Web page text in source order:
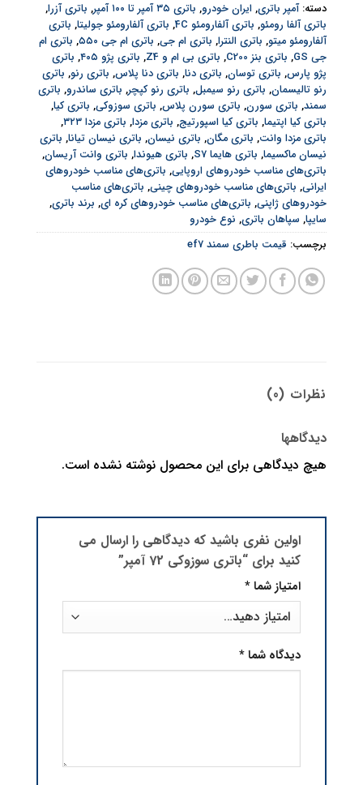
دسته:آمپر باتری, ایران خودرو, باتری ۳۵ آمپر تا ۱۰۰ آمپر , باتری آزرا,
باتری آلفا رومئو, باتری آلفارومئو 4C , باتری آلفارومئو جولیتا, باتری
آلفارومئو میتو, باتری النترا, باتری ام جی, باتری ام جی ۵۵۰ , باتری ام
جی GS
, باتری بنز C200 , باتری بی ام و Z4 , باتری پژو ۴۰۵ , باتری
پژو پارس, باتری توسان, باتری دنا, باتری دنا پلاس, باتری رنو, باتری
رنو تالیسمان, باتری رنو سیمبل, باتری رنو کپچر, باتری ساندرو, باتری
سمند, باتری سورن, باتری سورن پلاس, باتری سوزوکی, باتری کیا,
باتری کیا اپتیما, باتری کیا اسپورتیج, باتری مزدا, باتری مزدا ۳۲۳
,
باتری مزدا وانت, باتری مگان, باتری نیسان, باتری نیسان تیانا, باتری
نیسان ماکسیما, باتری هایما S7 , باتری هیوندا, باتری وانت آریسان,
باتری‌های مناسب خودروهای اروپایی, باتری‌های مناسب خودروهای
ایرانی, باتری‌های مناسب خودروهای چینی, باتری‌های مناسب
خودروهای ژاپنی, باتری‌های مناسب خودروهای کره ای, برند باتری,
سایپا, سپاهان باتری, نوع خودرو
برچسب: قیمت باطری سمند ef7
نظرات (0)
دیدگاهها
هیچ دیدگاهی برای این محصول نوشته نشده است.
اولین نفری باشید که دیدگاهی را ارسال می
کنید برای “باتری سوزوکی 72 آمپر”
امتیاز شما*
دیدگاه شما*